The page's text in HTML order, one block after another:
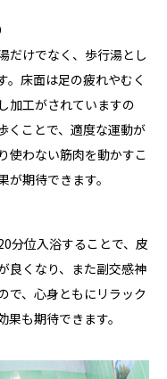
だけでなく、歩行湯とし
。床面は足の疲れやむく
加工がされていますの
くことで、適度な運動が
使わない筋肉を動かすこ
が期待できます。
分位入浴することで、皮
良くなり、また副交感神
で、心身ともにリラック
果も期待できます。